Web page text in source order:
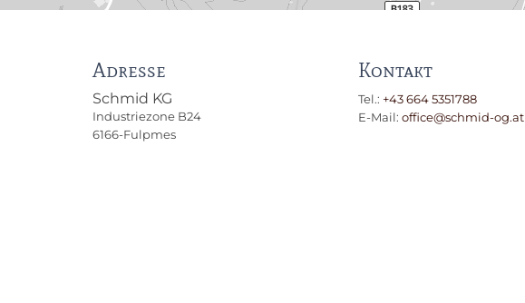
Adresse
Schmid KG
Industriezone B24
6166-Fulpmes
Kontakt
Tel.: +43 664 5351788
E-Mail: office@schmid-og.at